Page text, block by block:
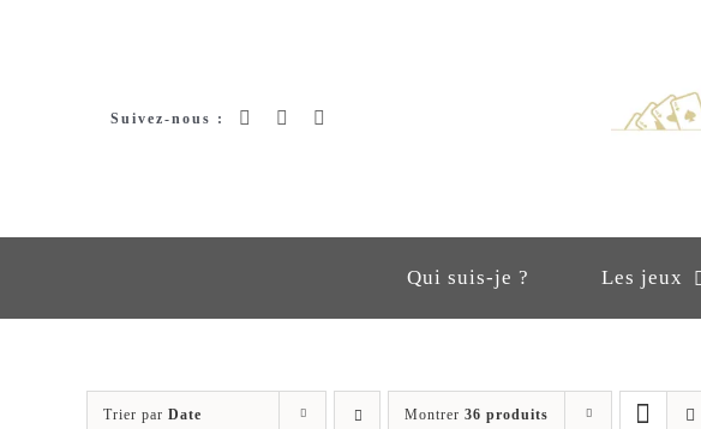
Suivez-nous :
Qui suis-je ? Les jeux
Trier par Date Montrer 36 produits